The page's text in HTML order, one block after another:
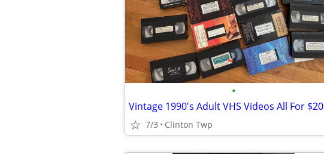
•
Vintage 1990's Adult VHS Videos All For $20
7/3 Clinton Twp